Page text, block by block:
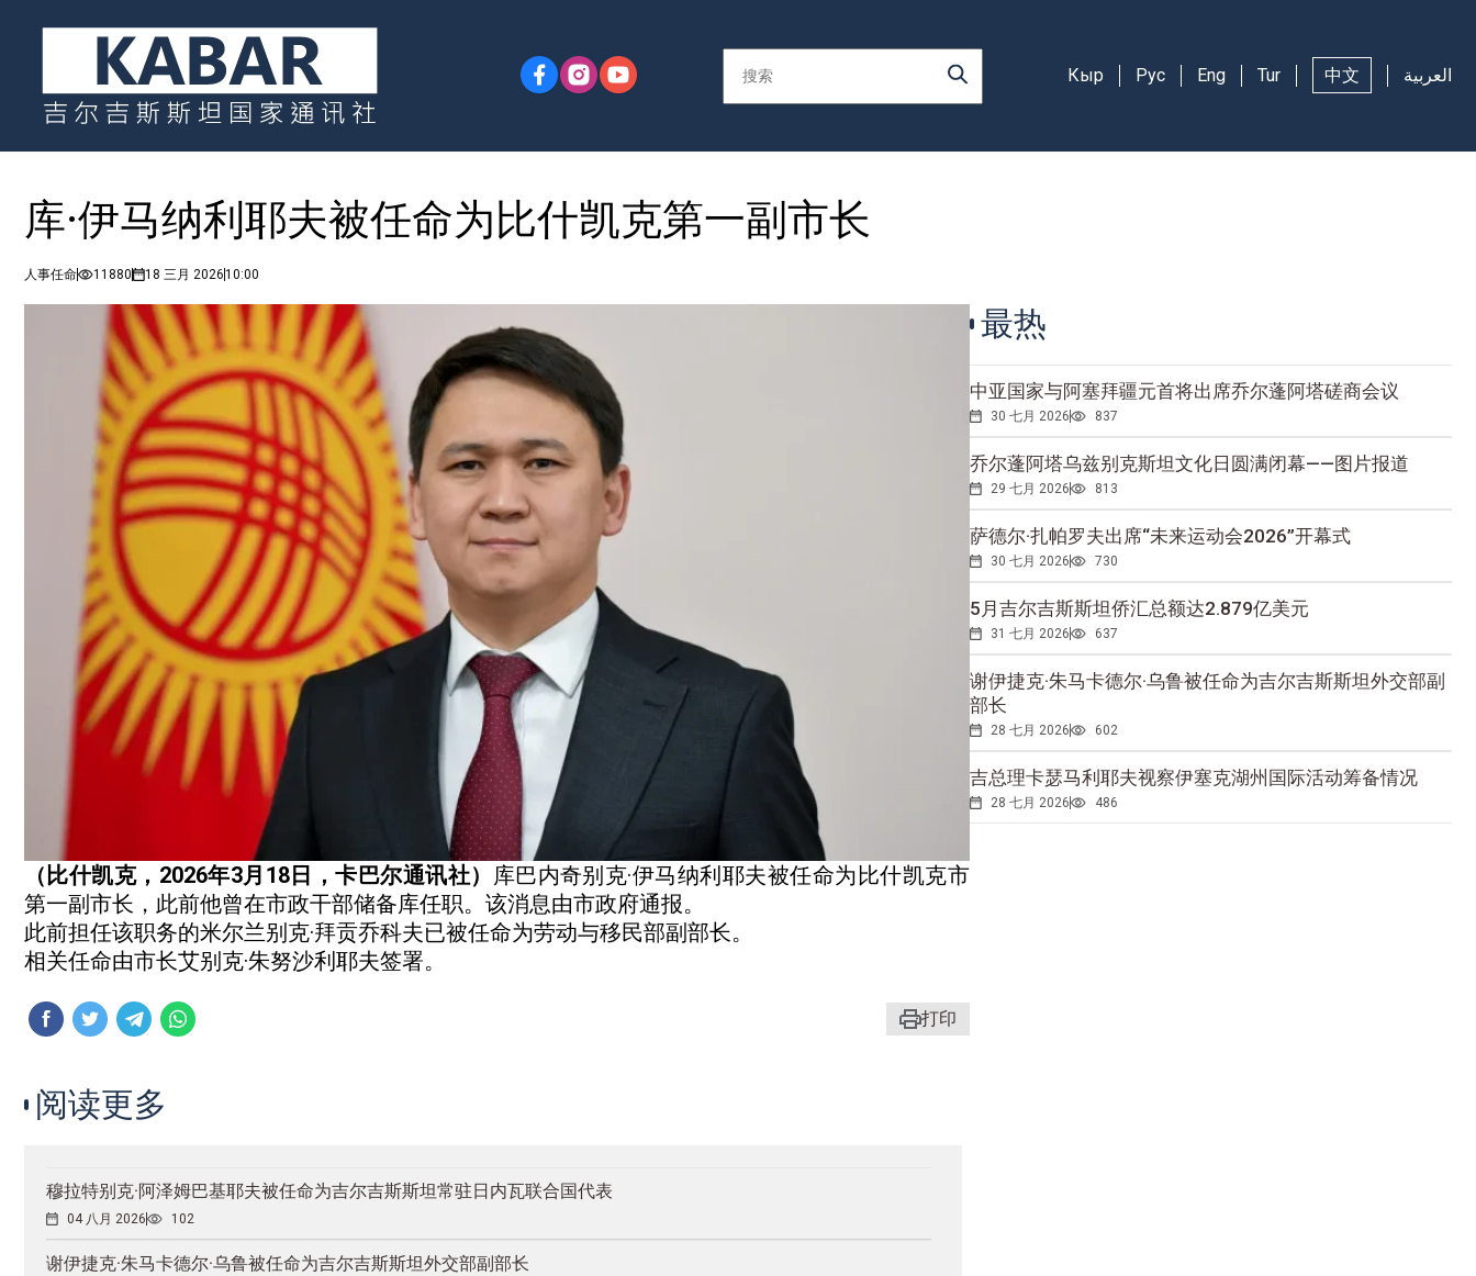
Кыр Рус Eng Tur 中文 العربية
库·伊马纳利耶夫被任命为比什凯克第一副市长
人事任命 11880 18 三月 202610:00
（比什凯克，2026年3月18日，卡巴尔通讯社）
库巴内奇别克·伊马纳利耶夫被任命为比什凯克市
第一副市长，此前他曾在市政干部储备库任职。该消息由市政府通报。
此前担任该职务的米尔兰别克·拜贡乔科夫已被任命为劳动与移民部副部长。
相关任命由市长艾别克·朱努沙利耶夫签署。
打印
最热
中亚国家与阿塞拜疆元首将出席乔尔蓬阿塔磋商会议
30 七月 2026 837
乔尔蓬阿塔乌兹别克斯坦文化日圆满闭幕——图片报道
29 七月 2026 813
萨德尔·扎帕罗夫出席“未来运动会2026”开幕式
30 七月 2026 730
5月吉尔吉斯斯坦侨汇总额达2.879亿美元
31 七月 2026 637
谢伊捷克·朱马卡德尔·乌鲁被任命为吉尔吉斯斯坦外交部副
部长
28 七月 2026 602
吉总理卡瑟马利耶夫视察伊塞克湖州国际活动筹备情况
28 七月 2026 486
阅读更多
穆拉特别克·阿泽姆巴基耶夫被任命为吉尔吉斯斯坦常驻日内瓦联合国代表
04 八月 2026 102
谢伊捷克·朱马卡德尔·乌鲁被任命为吉尔吉斯斯坦外交部副部长